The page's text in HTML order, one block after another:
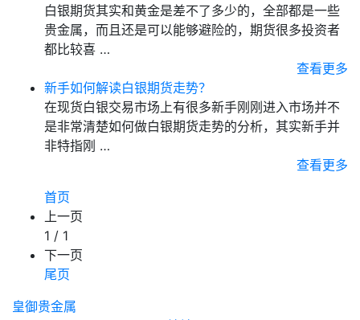
白银期货其实和黄金是差不了多少的，全部都是一些
贵金属，而且还是可以能够避险的，期货很多投资者
都比较喜 …
查看更多
新手如何解读白银期货走势？
在现货白银交易市场上有很多新手刚刚进入市场并不
是非常清楚如何做白银期货走势的分析，其实新手并
非特指刚 …
查看更多
首页
上一页
1 / 1
下一页
尾页
皇御贵金属